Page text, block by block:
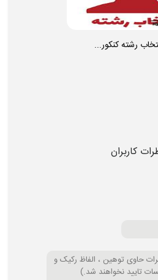
رشته کنکور...
کاربران